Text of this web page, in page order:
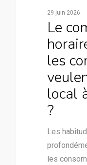
29 juin 2026
Le
les
local
?
Les
les